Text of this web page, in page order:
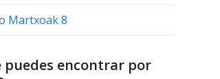
Martxoak 8
puedes encontrar por